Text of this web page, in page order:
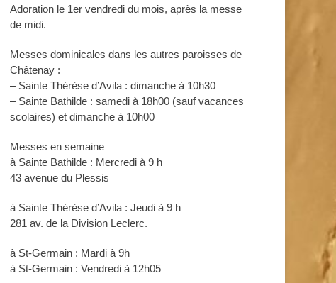
Adoration le 1er vendredi du mois, après la messe
de midi.
Messes dominicales dans les autres paroisses de
Châtenay :
– Sainte Thérèse d’Avila : dimanche à 10h30
– Sainte Bathilde : samedi à 18h00 (sauf vacances
scolaires) et dimanche à 10h00
Messes en semaine
à Sainte Bathilde : Mercredi à 9 h
43 avenue du Plessis
à Sainte Thérèse d’Avila : Jeudi à 9 h
281 av. de la Division Leclerc.
à St-Germain : Mardi à 9h
à St-Germain : Vendredi à 12h05